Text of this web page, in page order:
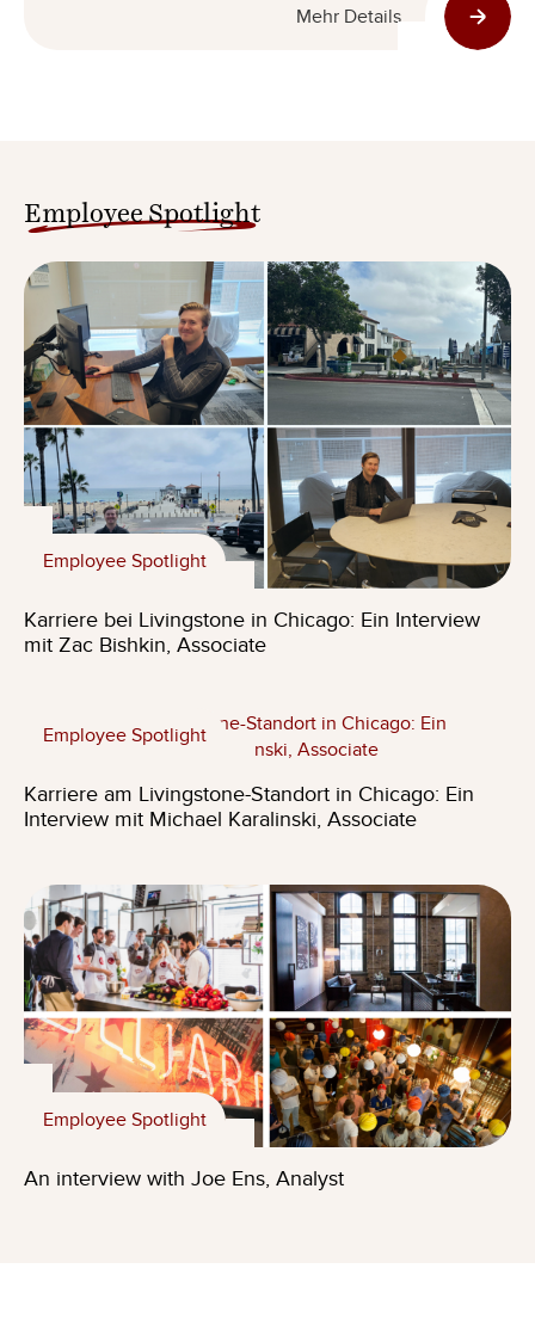
Mehr Details
Employee Spotlight
Employee Spotlight
Karriere bei Livingstone in Chicago: Ein Interview
mit Zac Bishkin, Associate
Employee Spotlight
Karriere am Livingstone-Standort in Chicago: Ein
Interview mit Michael Karalinski, Associate
Employee Spotlight
An interview with Joe Ens, Analyst